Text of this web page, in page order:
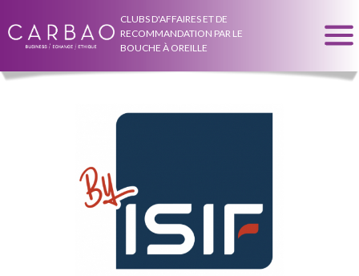
CLUBS D'AFFAIRES ET DE
RECOMMANDATION PAR LE
BOUCHE À OREILLE